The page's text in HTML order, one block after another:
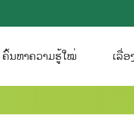
ຄົ້ນຫາຄວາມຮູ້ໃໝ່ ເລື່ອ